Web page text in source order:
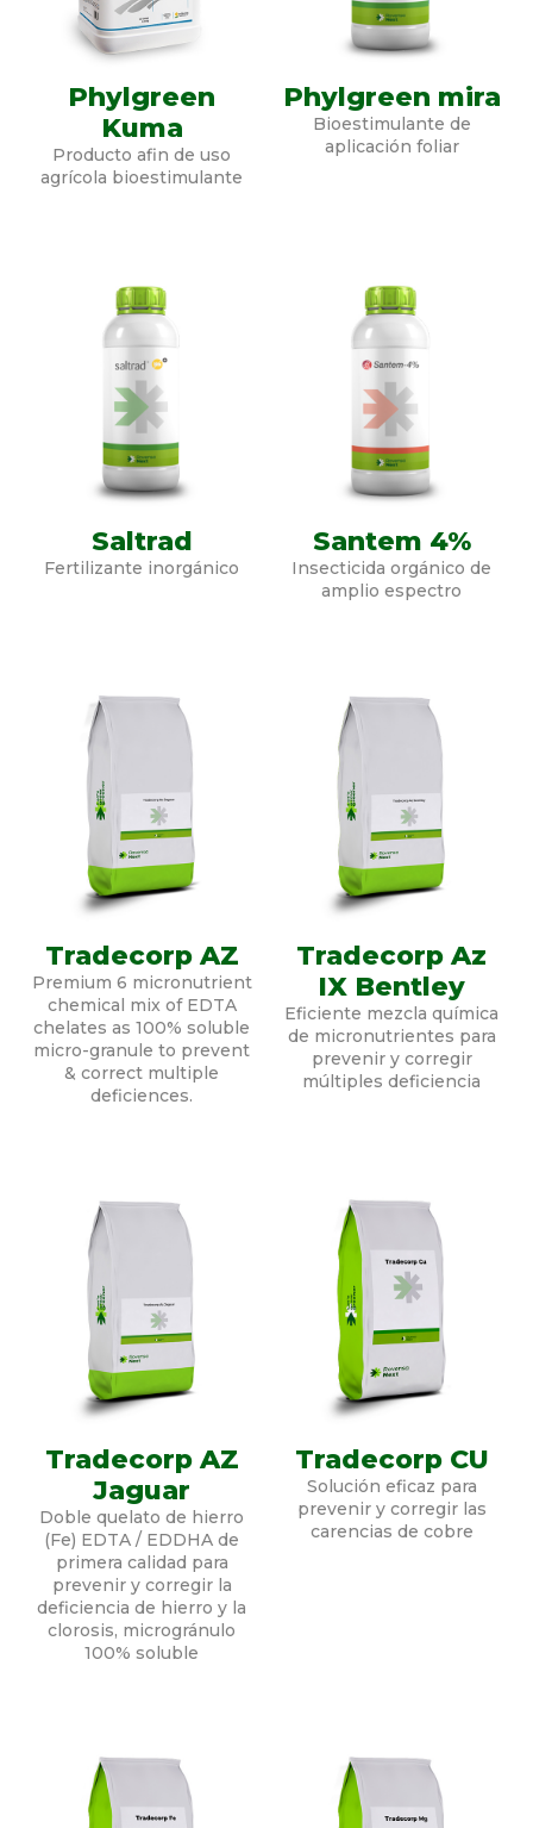
Phylgreen
Kuma
Producto afin de uso
agrícola bioestimulante
Phylgreen mira
Bioestimulante de
aplicación foliar
Saltrad
Fertilizante inorgánico
Santem 4%
Insecticida orgánico de
amplio espectro
Tradecorp AZ
Premium 6 micronutrient
chemical mix of EDTA
chelates as 100% soluble
micro-granule to prevent
& correct multiple
deficiences.
Tradecorp Az
IX Bentley
Eficiente mezcla química
de micronutrientes para
prevenir y corregir
múltiples deficiencia
Tradecorp AZ
Jaguar
Doble quelato de hierro
(Fe) EDTA / EDDHA de
primera calidad para
prevenir y corregir la
deficiencia de hierro y la
clorosis, microgránulo
100% soluble
Tradecorp CU
Solución eficaz para
prevenir y corregir las
carencias de cobre